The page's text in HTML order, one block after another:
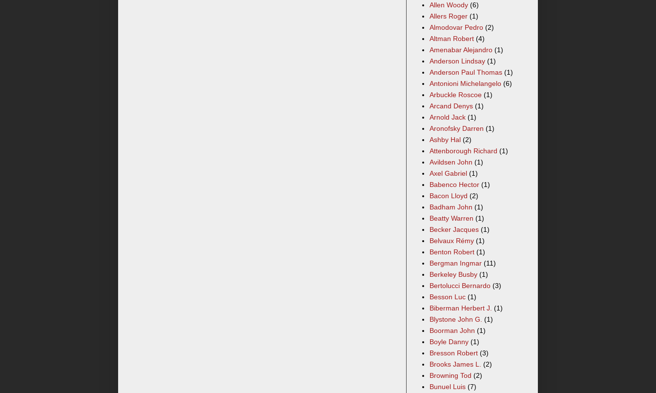
Allen Woody (6)
Allers Roger (1)
Almodovar Pedro (2)
Altman Robert (4)
Amenabar Alejandro (1)
Anderson Lindsay (1)
Anderson Paul Thomas (1)
Antonioni Michelangelo (6)
Arbuckle Roscoe (1)
Arcand Denys (1)
Arnold Jack (1)
Aronofsky Darren (1)
Ashby Hal (2)
Attenborough Richard (1)
Avildsen John (1)
Axel Gabriel (1)
Babenco Hector (1)
Bacon Lloyd (2)
Badham John (1)
Beatty Warren (1)
Becker Jacques (1)
Belvaux Rémy (1)
Benton Robert (1)
Bergman Ingmar (11)
Berkeley Busby (1)
Bertolucci Bernardo (3)
Besson Luc (1)
Biberman Herbert J. (1)
Blystone John G. (1)
Boorman John (1)
Boyle Danny (1)
Bresson Robert (3)
Brooks James L. (2)
Browning Tod (2)
Bunuel Luis (7)